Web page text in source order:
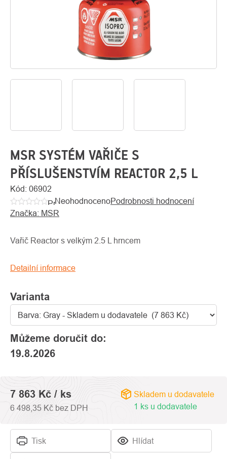
O
MSR SYSTÉM VAŘIČE S
PŘÍSLUŠENSTVÍM REACTOR 2,5 L
Kód: 06902
Průměrné
hodnocení
je
z
NeohodnocenoPodrobnosti hodnocení
Značka: MSR
Varianta
Můžeme doručit do:
19.8.2026
Vařič Reactor s velkým 2.5 L hrncem
Detailní informace
Tisk Hlídat
7 863 Kč / ks
6 498,35 Kč bez DPH
Skladem u dodavatele
1 ks u dodavatele